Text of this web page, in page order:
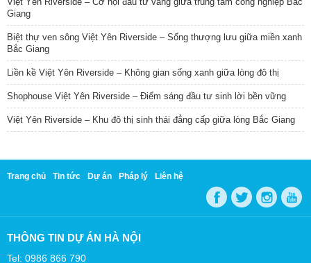
Giang
Biệt thự ven sông Việt Yên Riverside – Sống thượng lưu giữa miền xanh
Bắc Giang
Liền kề Việt Yên Riverside – Không gian sống xanh giữa lòng đô thị
Shophouse Việt Yên Riverside – Điểm sáng đầu tư sinh lời bền vững
Việt Yên Riverside – Khu đô thị sinh thái đẳng cấp giữa lòng Bắc Giang
Trang chủ Tin tức Dự án Pháp lý Liên hệ
THÔNG TIN DỰ ÁN HÀ NỘI
Tel: 0986 866 790